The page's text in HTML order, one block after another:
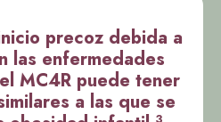
precoz debida a
las enfermedades
MC4R puede tener
a las que se
3